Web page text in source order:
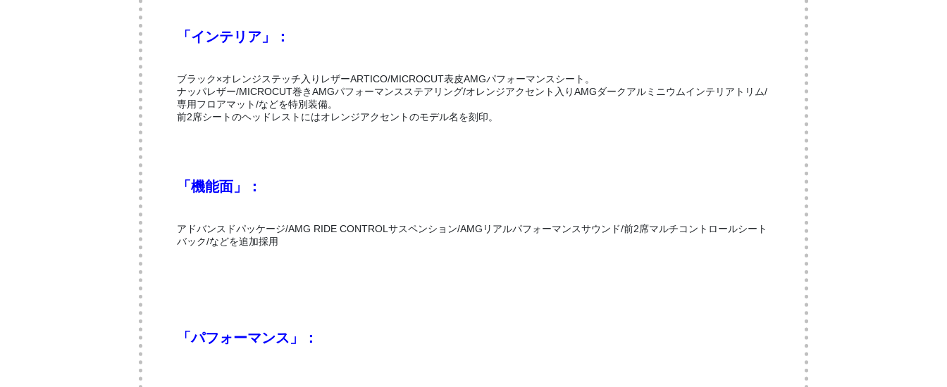
「インテリア」：
ブラック×オレンジステッチ入りレザーARTICO/MICROCUT表皮AMGパフォーマンスシート。
ナッパレザー/MICROCUT巻きAMGパフォーマンスステアリング/オレンジアクセント入りAMGダークアルミニウムインテリアトリム/
専用フロアマット/などを特別装備。
前2席シートのヘッドレストにはオレンジアクセントのモデル名を刻印。
「機能面」：
アドバンスドパッケージ/AMG RIDE CONTROLサスペンション/AMGリアルパフォーマンスサウンド/前2席マルチコントロールシート
バック/などを追加採用
「パフォーマンス」：